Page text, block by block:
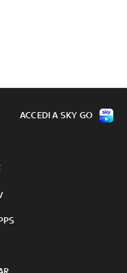
ACCEDI A SKY GO